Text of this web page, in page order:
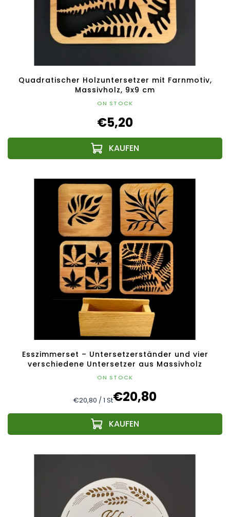
Quadratischer Holzuntersetzer mit Farnmotiv,
Massivholz, 9x9 cm
ON STOCK
€5,20
Esszimmerset – Untersetzerständer und vier
verschiedene Untersetzer aus Massivholz
ON STOCK
€20,80
Verkaufspreis:
€20,80 / 1 St